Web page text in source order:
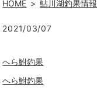
HOME 鮎川湖釣果情報
2021/03/07
へら鮒釣果
へら鮒釣果